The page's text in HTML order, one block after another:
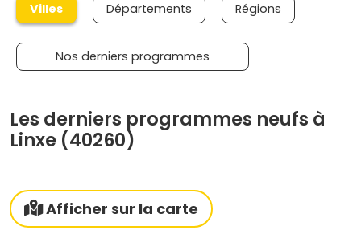
Villes Départements Régions
Nos derniers programmes
Les derniers programmes neufs à
Linxe (40260)
Afficher sur la carte